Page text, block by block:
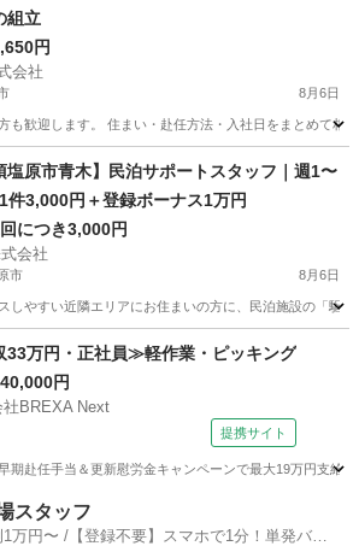
組立
円
会社
8月6日
も歓迎します。 住まい・赴任方法・入社日をまとめて
土日
塩原市青木】民泊サポートスタッフ｜週1〜
件3,000円＋登録ボーナス1万円
につき3,000円
会社
市 8月6日
しやすい近隣エリアにお住まいの方に、民泊施設の「駆
軽作業 スタッフ
万円・正社員≫軽作業・ピッキング
円
社BREXA Next
提携サイト
期赴任手当＆更新慰労金キャンペーンで最大19万円支
その他
スタッフ
1万円〜 /【登録不要】スマホで1分！単発バイ